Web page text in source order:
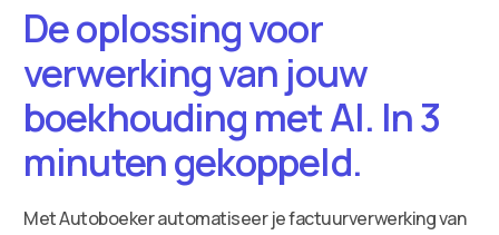
De oplossing voor
verwerking van jouw
boekhouding met AI. In 3
minuten gekoppeld.
Met Autoboeker automatiseer je factuurverwerking van